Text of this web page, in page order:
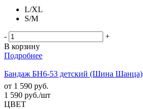
L/XL
S/M
-
+
В корзину
Подробнее
Бандаж БН6-53 детский (Шина Шанца)
от 1 590 руб.
1 590 руб./шт
ЦВЕТ